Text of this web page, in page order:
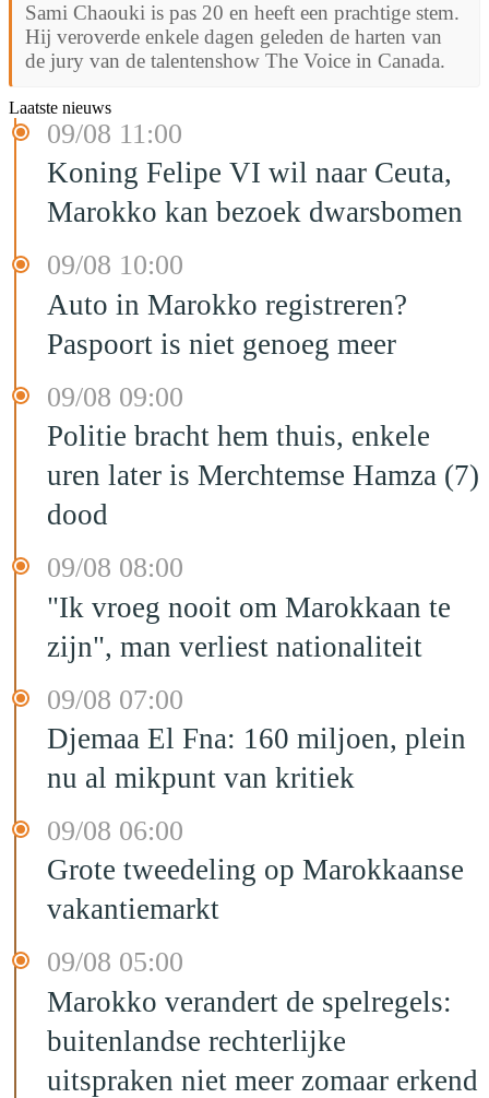
Sami Chaouki is pas 20 en heeft een prachtige stem.
Hij veroverde enkele dagen geleden de harten van
de jury van de talentenshow The Voice in Canada.
Laatste nieuws
09/08 11:00
Koning Felipe VI wil naar Ceuta,
Marokko kan bezoek dwarsbomen
09/08 10:00
Auto in Marokko registreren?
Paspoort is niet genoeg meer
09/08 09:00
Politie bracht hem thuis, enkele
uren later is Merchtemse Hamza (7)
dood
09/08 08:00
"Ik vroeg nooit om Marokkaan te
zijn", man verliest nationaliteit
09/08 07:00
Djemaa El Fna: 160 miljoen, plein
nu al mikpunt van kritiek
09/08 06:00
Grote tweedeling op Marokkaanse
vakantiemarkt
09/08 05:00
Marokko verandert de spelregels:
buitenlandse rechterlijke
uitspraken niet meer zomaar erkend